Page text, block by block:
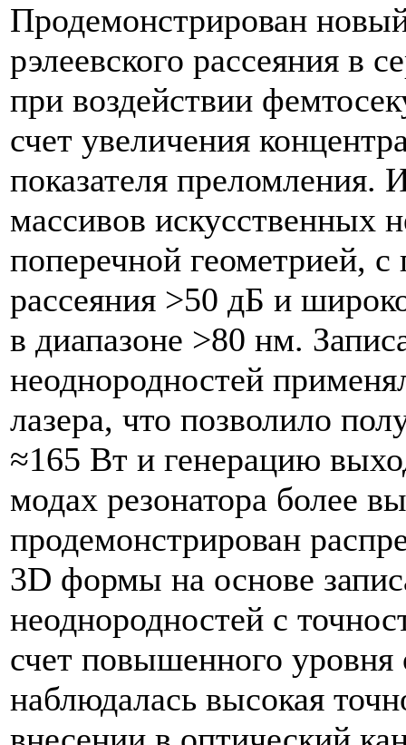
Продемонстрирован
рэлеевского рассеяния в
при воздействии
счет увеличения
показателя
массивов искусственных
поперечной геометрией,
рассеяния >50 дБ и
в диапазоне >80 нм.
неоднородностей
лазера, что позволило
≈165 Вт и генерацию
модах резонатора более
продемонстрирован
3D формы на основе
неоднородностей с
счет повышенного уровня
наблюдалась высокая